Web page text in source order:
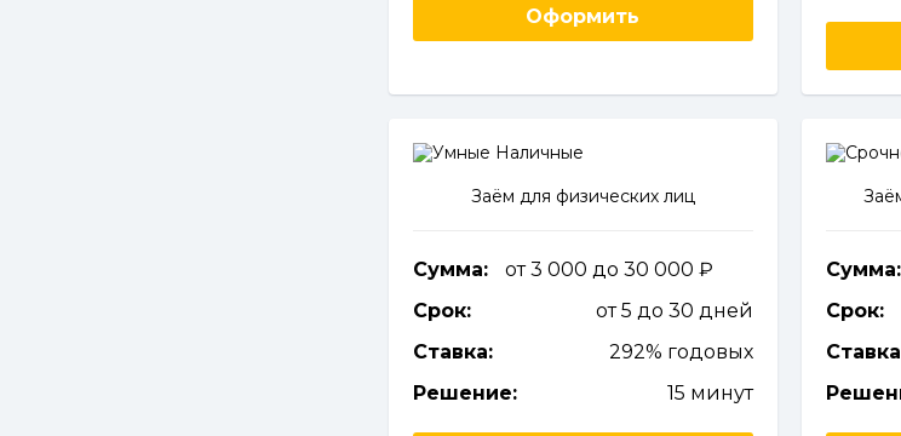
Оформить
Заём для физических лиц
Сумма:
от 3 000 до 30 000
Срок:
от 5 до 30 дней
Ставка:
292% годовых
Решение:
15 минут
Сумма:
Срок: